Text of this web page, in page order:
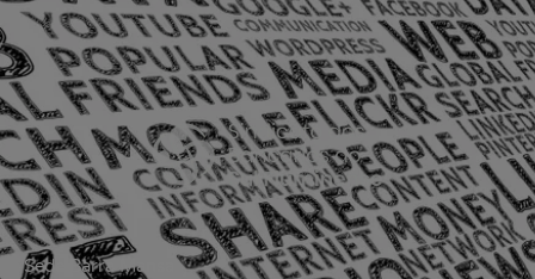
Sede Barra Mansa